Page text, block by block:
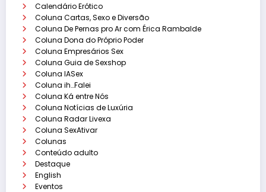
Calendário Erótico
Coluna Cartas, Sexo e Diversão
Coluna De Pernas pro Ar com Érica Rambalde
Coluna Dona do Próprio Poder
Coluna Empresários Sex
Coluna Guia de Sexshop
Coluna IASex
Coluna ih…Falei
Coluna Ká entre Nós
Coluna Notícias de Luxúria
Coluna Radar Livexa
Coluna SexAtivar
Colunas
Conteúdo adulto
Destaque
English
Eventos